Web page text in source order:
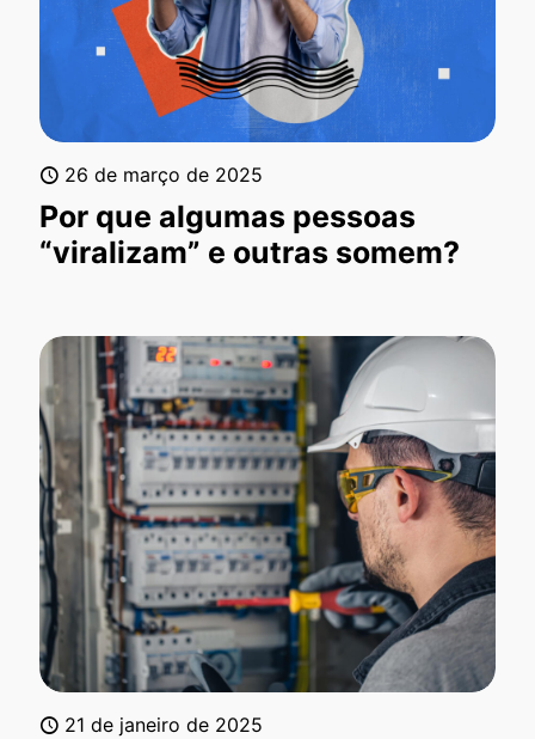
26 de março de 2025
Por que algumas pessoas
“viralizam” e outras somem?
21 de janeiro de 2025